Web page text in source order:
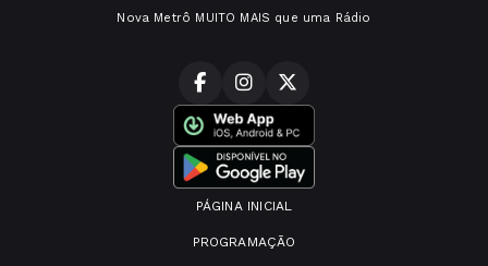
Nova Metrô MUITO MAIS que uma Rádio
PÁGINA INICIAL
PROGRAMAÇÃO